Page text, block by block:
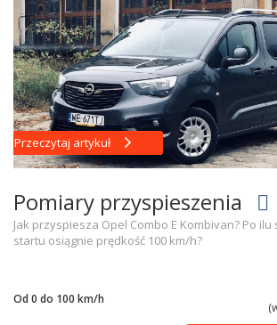
Przeczytaj artykuł
Pomiary przyspieszenia
Jak przyspiesza Opel Combo E Kombivan? Po
startu osiągnie prędkość 100 km/h?
Od 0 do 100 km/h